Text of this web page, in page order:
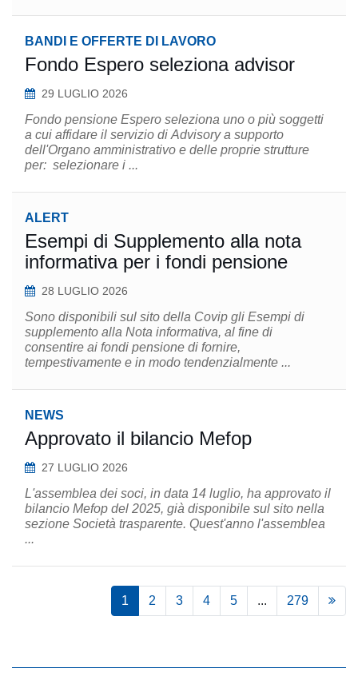
BANDI E OFFERTE DI LAVORO
Fondo Espero seleziona advisor
29 LUGLIO 2026
Fondo pensione Espero seleziona uno o più soggetti
a cui affidare il servizio di Advisory a supporto
dell'Organo amministrativo e delle proprie strutture
per: selezionare i ...
ALERT
Esempi di Supplemento alla nota
informativa per i fondi pensione
28 LUGLIO 2026
Sono disponibili sul sito della Covip gli Esempi di
supplemento alla Nota informativa, al fine di
consentire ai fondi pensione di fornire,
tempestivamente e in modo tendenzialmente ...
NEWS
Approvato il bilancio Mefop
27 LUGLIO 2026
L'assemblea dei soci, in data 14 luglio, ha approvato il
bilancio Mefop del 2025, già disponibile sul sito nella
sezione Società trasparente. Quest'anno l'assemblea
...
1 2 3 4 5 ... 279